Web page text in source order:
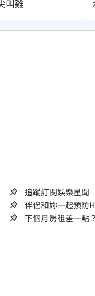
叫雞
追蹤訂閱娛樂星
伴侶和妳一起預防
下個月房租差一點